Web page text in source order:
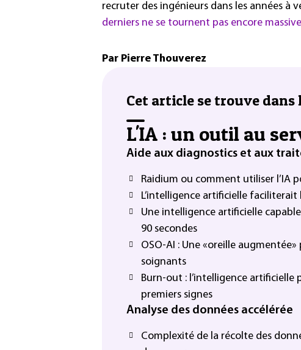
recruter des ingénieurs dans les années à
derniers ne se tournent pas encore
Par Pierre Thouverez
Cet article se trouve dans
L'IA : un outil au
Aide aux diagnostics et aux
Raidium ou comment utiliser l’IA
L’intelligence artificielle
Une intelligence artificielle
90 secondes
OSO-AI : Une «oreille
soignants
Burn-out : l’intelligence
premiers signes
Analyse des données accélérée
Complexité de la récolte des